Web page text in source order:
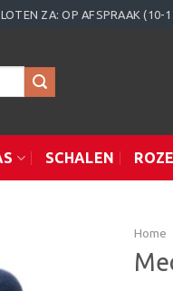
ZA: OP AFSPRAAK (10-
SCHALEN
Home